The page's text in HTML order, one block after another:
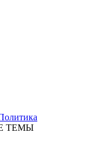
ТЕМЫ